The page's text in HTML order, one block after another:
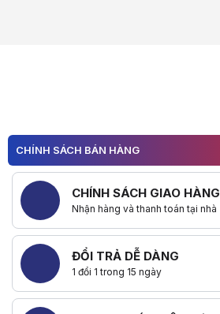
CHÍNH SÁCH BÁN HÀNG
CHÍNH SÁCH GIAO HÀNG
Nhận hàng và thanh toán tại nhà
ĐỔI TRẢ DỄ DÀNG
1 đổi 1 trong 15 ngày